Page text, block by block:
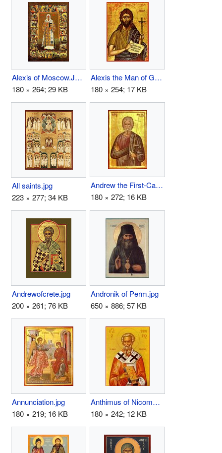
Alexis of Moscow.JPG
180 × 264; 29 KB
Alexis the Man of God.jpg
180 × 254; 17 KB
All saints.jpg
223 × 277; 34 KB
Andrew the First-Called.jpg
180 × 272; 16 KB
Andrewofcrete.jpg
200 × 261; 76 KB
Andronik of Perm.jpg
650 × 886; 57 KB
Annunciation.jpg
180 × 219; 16 KB
Anthimus of Nicomedia.jpg
180 × 242; 12 KB